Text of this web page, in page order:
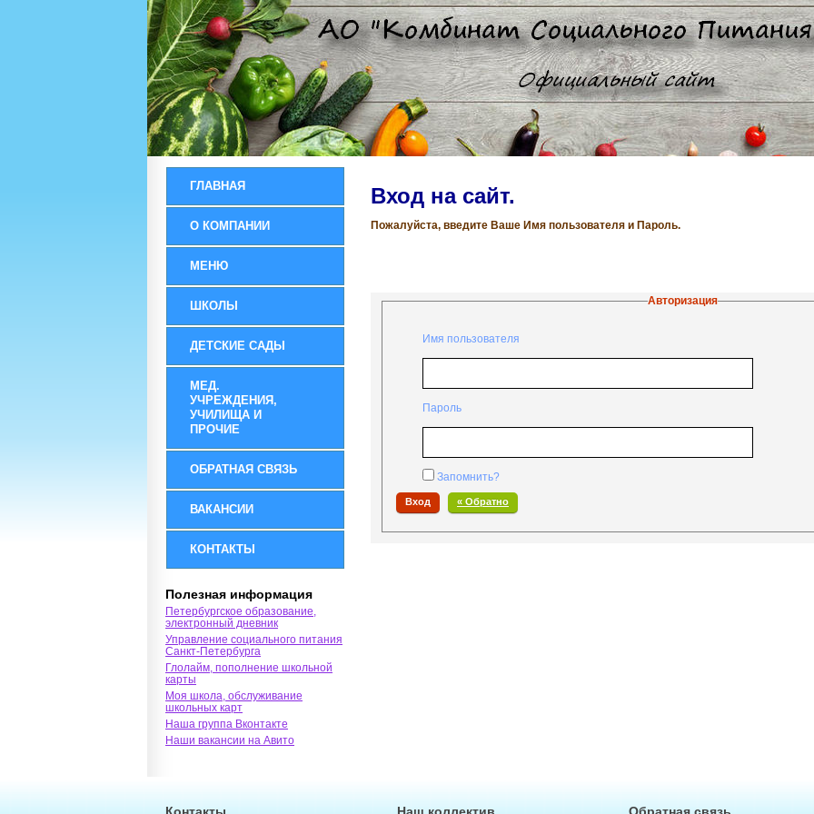
ГЛАВНАЯ
О КОМПАНИИ
МЕНЮ
ШКОЛЫ
ДЕТСКИЕ САДЫ
МЕД.
УЧРЕЖДЕНИЯ,
УЧИЛИЩА И
ПРОЧИЕ
ОБРАТНАЯ СВЯЗЬ
ВАКАНСИИ
КОНТАКТЫ
Полезная информация
Петербургское образование,
электронный дневник
Управление социального питания
Санкт-Петербурга
Глолайм, пополнение школьной
карты
Моя школа, обслуживание
школьных карт
Наша группа Вконтакте
Наши вакансии на Авито
Вход на сайт.
Пожалуйста, введите Ваше Имя пользователя и Пароль.
Авторизация
Имя пользователя
Пароль
Запомнить?
« Обратно